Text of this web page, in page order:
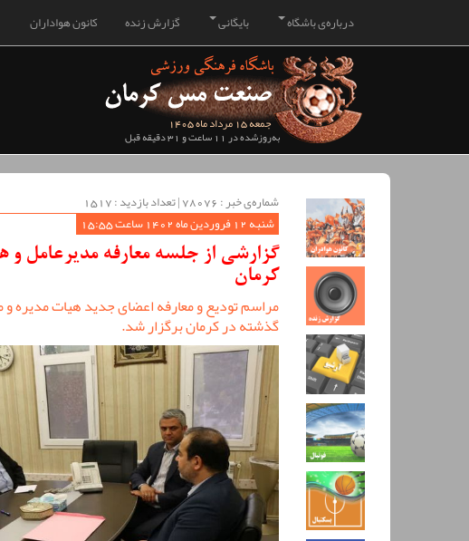
کانون هواداران گزارش زنده بایگانی درباره‌ی باشگاه
جمعه 15 مرداد ماه 1405
به‌روزشده در 11 ساعت و 31 دقیقه قبل
شماره‌ی خبر : ‌78076 | تعداد بازدید : 1517
شنبه 12 فروردین ماه 1402 ساعت 15:55
گزارشی از جلسه معارفه مدیرعامل
کرمان
مراسم تودیع و معارفه اعضای جدید هیات مدیره
گذشته در کرمان برگزار شد.